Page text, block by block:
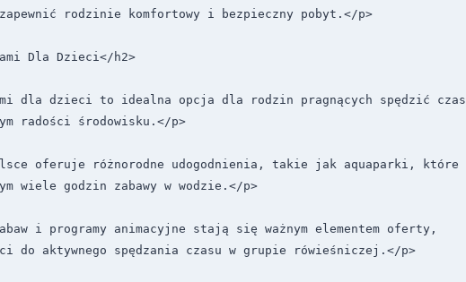
rodzinie komfortowy i bezpieczny pobyt.</p>
Dla Dzieci</h2>
dla dzieci to idealna opcja dla rodzin pragnących spędzić czas
radości środowisku.</p>
oferuje różnorodne udogodnienia, takie jak aquaparki, które
wiele godzin zabawy w wodzie.</p>
i programy animacyjne stają się ważnym elementem oferty,
do aktywnego spędzania czasu w grupie rówieśniczej.</p>